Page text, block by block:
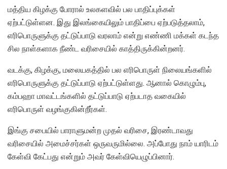
மத்திய கிழக்கு போரால் உலகளவில் பல பாதிப்புக்கள்
ஏற்பட்டுள்ளன. இது இலங்கையிலும் பாதிப்பை ஏற்படுத்தலாம்,
எரிபொருளுக்கு தட்டுப்பாடு வரலாம் என்று எண்ணி மக்கள் கடந்த
சில நாள்களாக நீண்ட வரிசையில் காத்திருக்கின்றனர்.
வடக்கு, கிழக்கு, மலையகத்தில் பல எரிபொருள் நிலையங்களில்
எரிபொருளுக்கு தட்டுப்பாடு ஏற்பட்டுள்ளது. ஆனால் கொழும்பு,
கம்பஹா மாவட்டங்களில் தட்டுப்பாடு ஏற்படாத வகையில்
எரிபொருள் வழங்குகின்றீர்கள்.
இங்கு சபையில் பாராளுமன்ற முதல் வரிசை, இரண்டாவது
வரிசையில் அமைச்சர்கள் ஒருவருமில்லை. அப்போது நாம் யாரிடம்
கேள்வி கேட்பது என்றும் அவர் கேள்வியெழுப்பினார்.